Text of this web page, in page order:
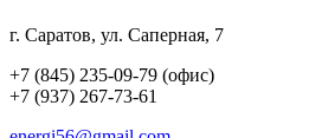
г. Саратов, ул. Саперная, 7
+7 (845) 235-09-79 (офис)
+7 (937) 267-73-61